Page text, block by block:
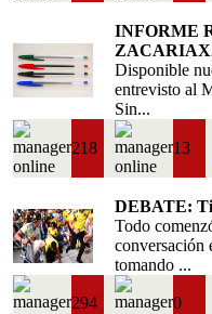
INFORME
Disponible
entrevisto al
Sin...
218 13
DEBATE:
Todo
conversación
tomando ...
294 0